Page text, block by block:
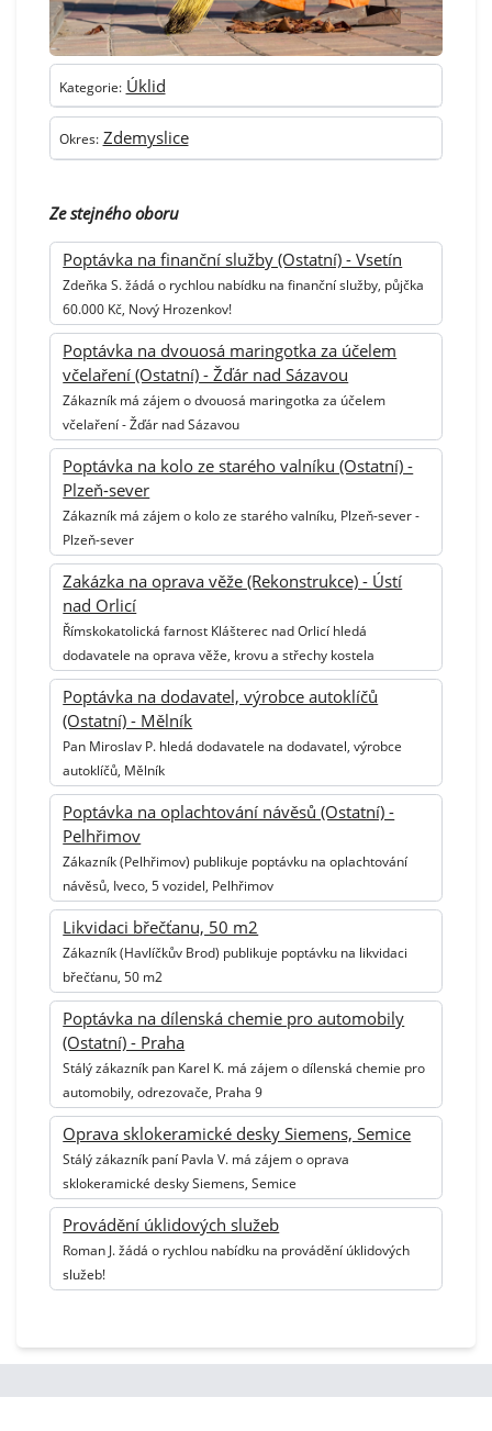
Kategorie: Úklid
Okres: Zdemyslice
Ze stejného oboru
Poptávka na finanční služby (Ostatní) - Vsetín
Zdeňka S. žádá o rychlou nabídku na finanční služby, půjčka
60.000 Kč, Nový Hrozenkov!
Poptávka na dvouosá maringotka za účelem
včelaření (Ostatní) - Žďár nad Sázavou
Zákazník má zájem o dvouosá maringotka za účelem
včelaření - Žďár nad Sázavou
Poptávka na kolo ze starého valníku (Ostatní) -
Plzeň-sever
Zákazník má zájem o kolo ze starého valníku, Plzeň-sever -
Plzeň-sever
Zakázka na oprava věže (Rekonstrukce) - Ústí
nad Orlicí
Římskokatolická farnost Klášterec nad Orlicí hledá
dodavatele na oprava věže, krovu a střechy kostela
Poptávka na dodavatel, výrobce autoklíčů
(Ostatní) - Mělník
Pan Miroslav P. hledá dodavatele na dodavatel, výrobce
autoklíčů, Mělník
Poptávka na oplachtování návěsů (Ostatní) -
Pelhřimov
Zákazník (Pelhřimov) publikuje poptávku na oplachtování
návěsů, Iveco, 5 vozidel, Pelhřimov
Likvidaci břečťanu, 50 m2
Zákazník (Havlíčkův Brod) publikuje poptávku na likvidaci
břečťanu, 50 m2
Poptávka na dílenská chemie pro automobily
(Ostatní) - Praha
Stálý zákazník pan Karel K. má zájem o dílenská chemie pro
automobily, odrezovače, Praha 9
Oprava sklokeramické desky Siemens, Semice
Stálý zákazník paní Pavla V. má zájem o oprava
sklokeramické desky Siemens, Semice
Provádění úklidových služeb
Roman J. žádá o rychlou nabídku na provádění úklidových
služeb!